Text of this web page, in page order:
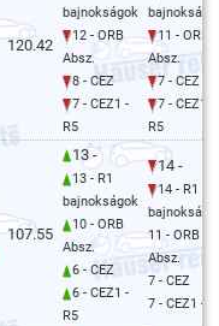
120.42
bajnokságok
12 - ORB
Absz.
8 - CEZ
7 - CEZ1 -
R5
11 - ORB
Absz.
7 - CEZ
7 - CEZ1 -
R5
107.55
13 -
13 - R1
bajnokságok
10 - ORB
Absz.
6 - CEZ
6 - CEZ1 -
R5
14 -
14 - R1
11 - ORB
Absz.
7 - CEZ
7 - CEZ1 -